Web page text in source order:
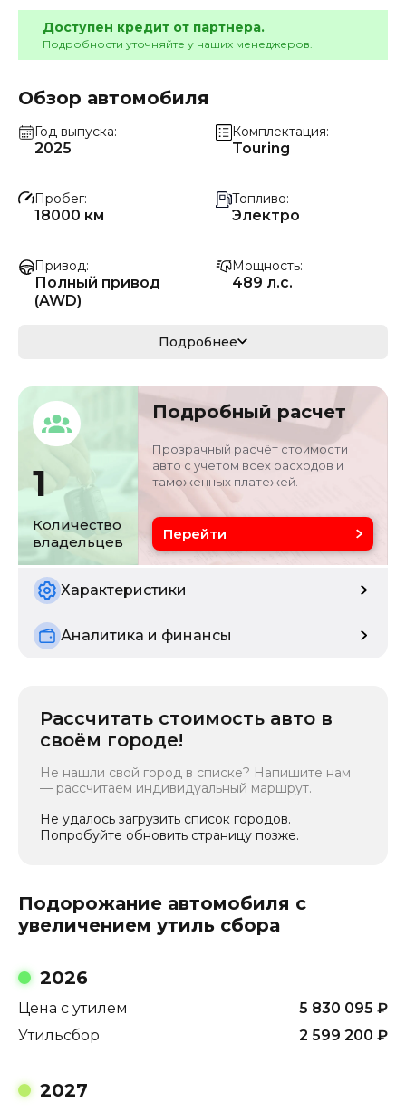
Доступен кредит от партнера.
Подробности уточняйте у наших менеджеров.
Обзор автомобиля
Год выпуска
2025
Комплектация
Touring
Пробег
18000 км
Топливо
Электро
Привод
Полный привод
(AWD)
Мощность
489 л.с.
360 кВ
Кузов
седан
HJNNBDLH7SB6387
Объём двигателя
0 л
Цвет
Состояние
б/у
Расчетная мощность
162 кВ
Подробнее
1
Количество
владельцев
Подробный расчет
Прозрачный расчёт стоимости
авто с учетом всех расходов и
таможенных платежей.
Перейти
Характеристики
Аналитика и финансы
Рассчитать стоимость авто в
своём городе!
Не нашли свой город в списке? Напишите нам
— рассчитаем индивидуальный маршрут.
Не удалось загрузить список городов.
Попробуйте обновить страницу позже.
Подорожание автомобиля с
увеличением утиль сбора
2026
Цена с утилем 5 830 095 ₽
Утильсбор
2 599 200 ₽
2027